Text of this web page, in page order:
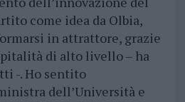
come idea da Olbia,
in attrattore, grazie
di alto livello – ha
-. Ho sentito
dell’Università e